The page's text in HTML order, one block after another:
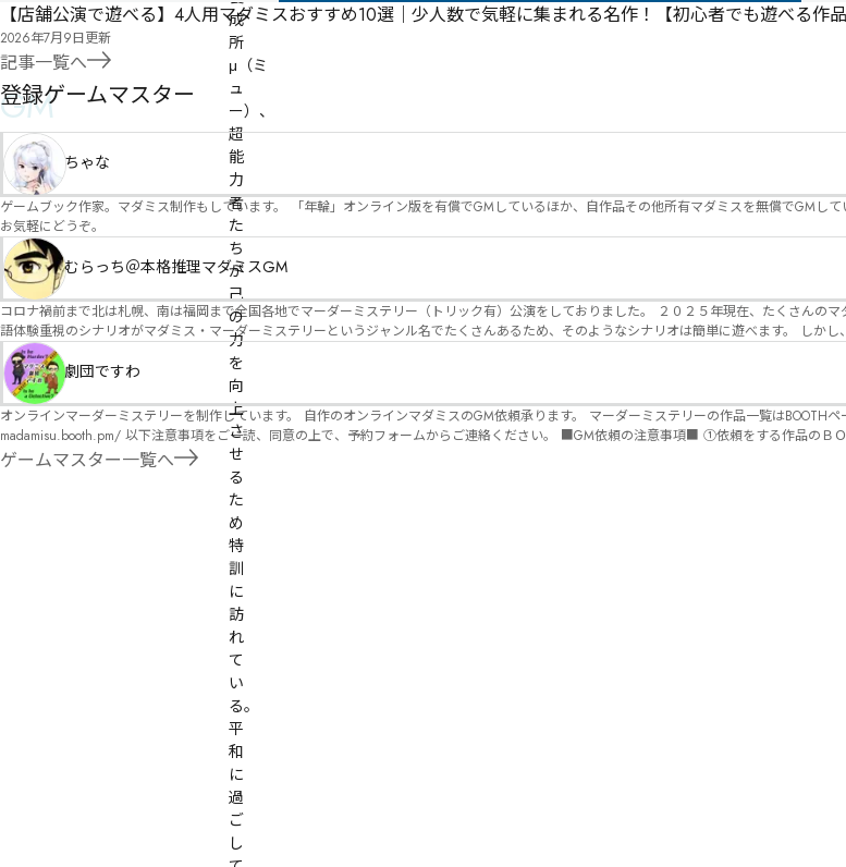
成
所
μ（ミ
ュ
ー）、
超
能
力
者
た
ち
が
己
の
力
を
向
上
さ
せ
る
た
め
特
訓
に
訪
れ
て
い
る。
平
和
に
過
ご
し
【店舗公演で遊べる】4人用マダミスおすすめ10選｜少人数で気軽に集まれる名作！【初心者でも遊べる作品
2026年7月9日更新
記事一覧へ
GM
登録ゲームマスター
ちゃな
ゲームブック作家。マダミス制作もしています。 「年輪」オンライン版を有償でGMしているほか、自作品その他所有マダミスを無償でGMし
お気軽にどうぞ。
むらっち＠本格推理マダミスGM
コロナ禍前まで北は札幌、南は福岡まで全国各地でマーダーミステリー（トリック有）公演をしておりました。 ２０２５年現在、たくさんのマダミスシナリオが増えました。 エモい物
語体験重視のシナリオがマダミス・マーダーミステリーというジャンル名でたくさんあるため、そのようなシナリオは簡単に遊べます。 しかし、２～３時間ずっと考え＆議論して、見
たことないトリックが解ける閃きや犯人として逃げ切る楽しみのある本格推理マーダーミステリーを見つけることが難しくなっていませんか？ そんな本格推理マダミスをお届けしま
す！
劇団ですわ
オンラインマーダーミステリーを制作しています。 自作のオンラインマダミスのGM依頼承ります。 マーダーミステリーの作品一覧はBOOTHページをご覧く
madamisu.booth.pm/ 以下注意事項をご一読、同意の上で、予約フォームからご連絡ください。 ■GM依頼の注意事項■ ①依頼をする作品のＢＯＯＴＨの概要を確認した上で、依頼し
てください。 ②依頼ができるのは、平日、土日、祝日問わず、21：00～となります。 ③参加するメンバーは、依頼者にてメンバーを集めてください。 ④依頼条件：代表者によるＧＭ
セットの購入or参加者全員の個別ＨＯの購入 ⇒購入するタイミングは、開催日程、参加メンバーが決まってからで構いません。 ⑤批判目的等、作品を楽しむつもりのない方は参加をご
ゲームマスター一覧へ